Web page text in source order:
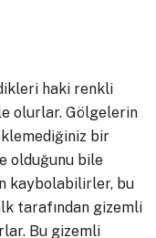
haki renkli
olurlar. Gölgelerin
bir
olduğunu bile
kaybolabilirler, bu
tarafından gizemli
Bu gizemli